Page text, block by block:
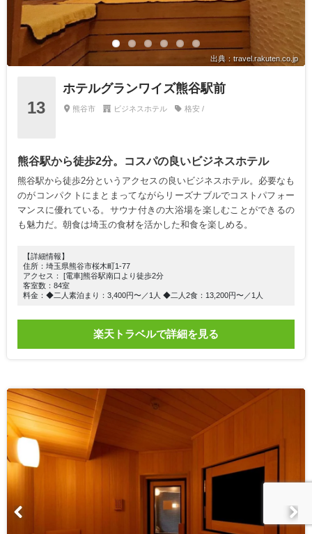
出典：travel.rakuten.co.jp
13
ホテルグランワイズ熊谷駅前
熊谷市 ビジネスホテル 格安 /
熊谷駅から徒歩2分。コスパの良いビジネスホテル
熊谷駅から徒歩2分というアクセスの良いビジネスホテル。必要なも
のがコンパクトにまとまってながらリーズナブルでコストパフォー
マンスに優れている。サウナ付きの大浴場を楽しむことができるの
も魅力だ。朝食は埼玉の食材を活かした和食を楽しめる。
【詳細情報】
住所：埼玉県熊谷市桜木町1-77
アクセス： [電車]熊谷駅南口より徒歩2分
客室数：84室
料金：◆二人素泊まり：3,400円〜／1人 ◆二人2食：13,200円〜／1人
楽天トラベルで詳細を見る